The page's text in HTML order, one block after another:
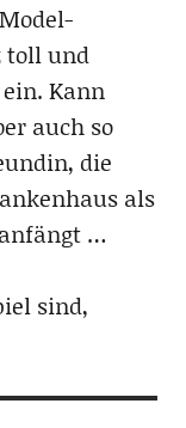
toll und
Kann
auch so
die
als
…
sind,